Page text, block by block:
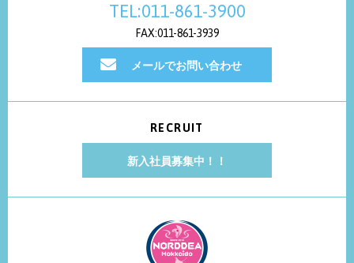
TEL:011-861-3900
FAX:011-861-3939
メールでお問い合わせ
RECRUIT
新入社員募集中！！